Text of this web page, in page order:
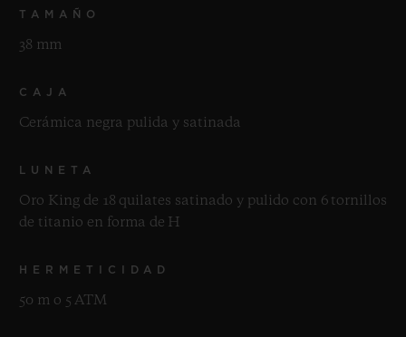
TAMAÑO
38 mm
CAJA
Cerámica negra pulida y satinada
LUNETA
Oro King de 18 quilates satinado y pulido con 6 tornillos
de titanio en forma de H
HERMETICIDAD
50 m o 5 ATM